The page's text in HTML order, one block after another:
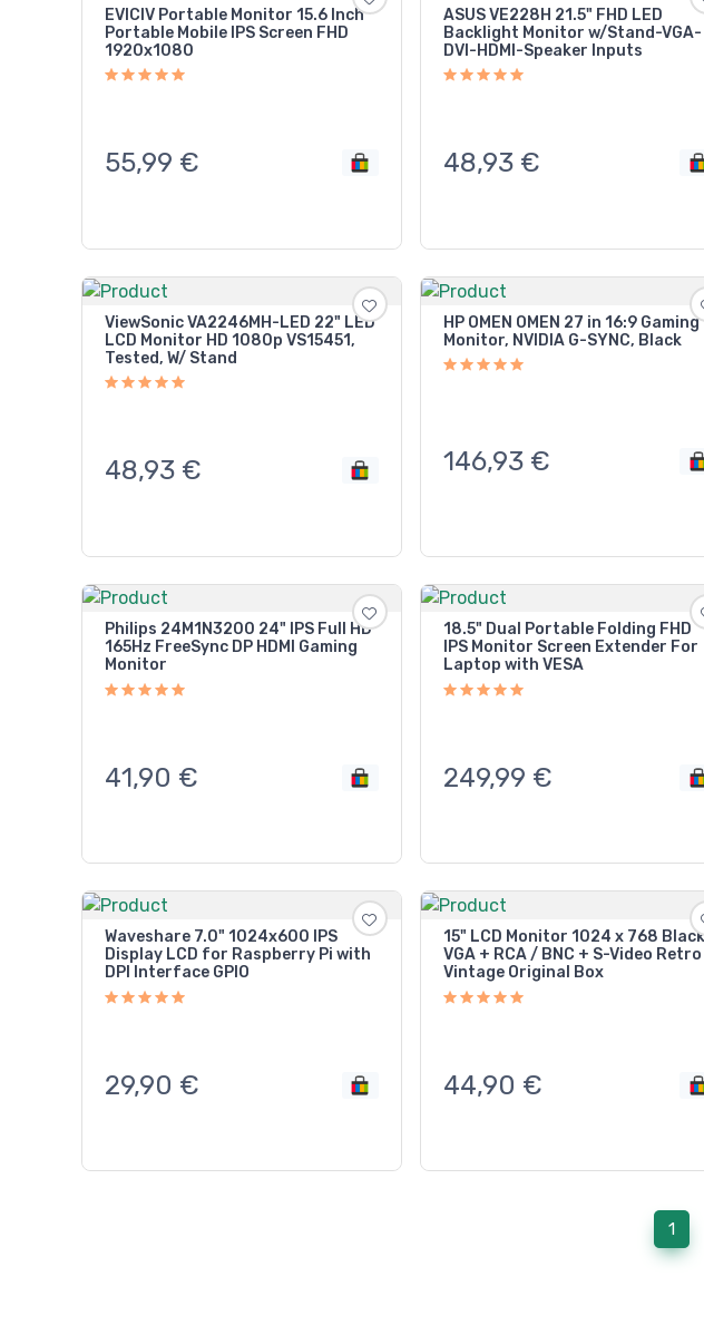
EVICIV Portable Monitor 15.6 Inch
Portable Mobile IPS Screen FHD
1920x1080
55,99 €
ASUS VE228H 21.5" FHD LED
Backlight Monitor w/Stand-VGA-
DVI-HDMI-Speaker Inputs
48,93 €
ViewSonic VA2246MH-LED 22" LED
LCD Monitor HD 1080p VS15451,
Tested, W/ Stand
48,93 €
HP OMEN OMEN 27 in 16:9 Gaming
Monitor, NVIDIA G-SYNC, Black
146,93 €
Philips 24M1N3200 24" IPS Full HD
165Hz FreeSync DP HDMI Gaming
Monitor
41,90 €
18.5" Dual Portable Folding FHD
IPS Monitor Screen Extender For
Laptop with VESA
249,99 €
Waveshare 7.0" 1024x600 IPS
Display LCD for Raspberry Pi with
DPI Interface GPIO
29,90 €
15" LCD Monitor 1024 x 768 Black
VGA + RCA / BNC + S-Video Retro
Vintage Original Box
44,90 €
1